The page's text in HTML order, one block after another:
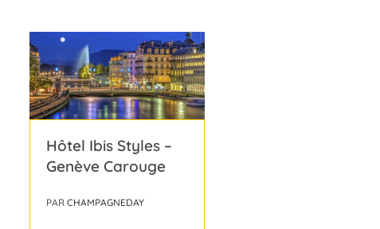
Hôtel Ibis Styles –
Genève Carouge
PAR CHAMPAGNEDAY